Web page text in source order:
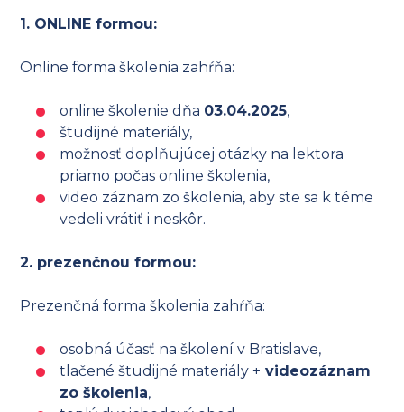
1. ONLINE formou:
Online forma školenia zahŕňa:
online školenie dňa 03.04.2025,
študijné materiály,
možnosť doplňujúcej otázky na lektora
priamo počas online školenia,
video záznam zo školenia, aby ste sa k téme
vedeli vrátiť i neskôr.
2. prezenčnou formou:
Prezenčná forma školenia zahŕňa:
osobná účasť na školení v Bratislave,
tlačené študijné materiály + videozáznam
zo školenia,